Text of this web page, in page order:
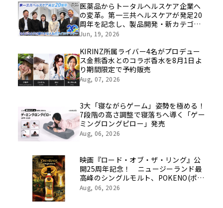
医薬品からトータルヘルスケア企業へ
の変革。第一三共ヘルスケアが発足20
周年を記念し、製品開発・新カテゴリ
挑戦の舞台や旧社統合時のエピソード
像を公開！
Jun, 19, 2026
KIRINZ所属ライバー4名がプロデュー
ス金熊香水とのコラボ香水を8月1日よ
り期間限定で予約販売
Aug, 07, 2026
3大「寝ながらゲーム」姿勢を極める！
7段階の高さ調整で寝落ちへ導く「ゲー
ミングロングピロー」発売
Aug, 06, 2026
映画『ロード・オブ・ザ・リング』公
開25周年記念！ ニュージーランド最
高峰のシングルモルト、POKENO(ポケ
ノ)より 数量限定ウイスキー「リング
Aug, 06, 2026